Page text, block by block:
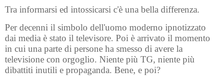
Tra informarsi ed intossicarsi c'è una bella differenza.
Per decenni il simbolo dell'uomo moderno ipnotizzato
dai media è stato il televisore. Poi è arrivato il momento
in cui una parte di persone ha smesso di avere la
televisione con orgoglio. Niente più TG, niente più
dibattiti inutili e propaganda. Bene, e poi?